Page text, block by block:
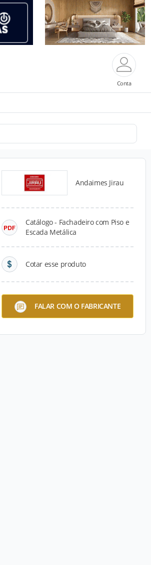
Conta
Andaimes Jirau
Catálogo - Fachadeiro com Piso e
Escada Metálica
Cotar esse produto
FALAR COM O FABRICANTE